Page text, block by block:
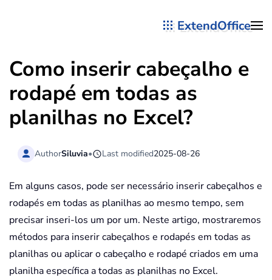
ExtendOffice
Como inserir cabeçalho e
rodapé em todas as
planilhas no Excel?
AuthorSiluvia• Last modified2025-08-26
Em alguns casos, pode ser necessário inserir cabeçalhos e
rodapés em todas as planilhas ao mesmo tempo, sem
precisar inseri-los um por um. Neste artigo, mostraremos
métodos para inserir cabeçalhos e rodapés em todas as
planilhas ou aplicar o cabeçalho e rodapé criados em uma
planilha específica a todas as planilhas no Excel.